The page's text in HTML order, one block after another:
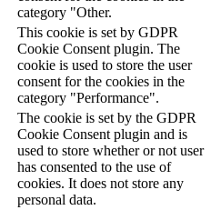
category "Other.
This cookie is set by GDPR
Cookie Consent plugin. The
cookie is used to store the user
consent for the cookies in the
category "Performance".
The cookie is set by the GDPR
Cookie Consent plugin and is
used to store whether or not user
has consented to the use of
cookies. It does not store any
personal data.